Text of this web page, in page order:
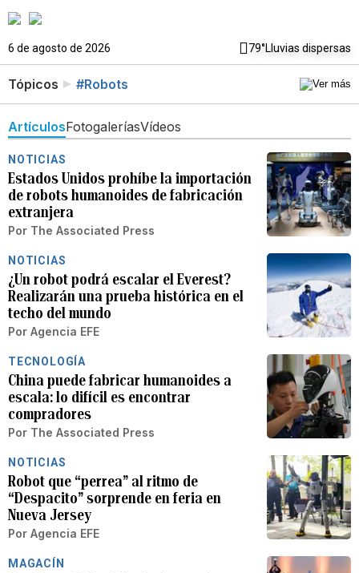
6 de agosto de 2026 79°Lluvias dispersas
Tópicos #Robots
ArtículosFotogaleríasVídeos
NOTICIAS
Estados Unidos prohíbe la importación
de robots humanoides de fabricación
extranjera
Por The Associated Press
NOTICIAS
¿Un robot podrá escalar el Everest?
Realizarán una prueba histórica en el
techo del mundo
Por Agencia EFE
TECNOLOGÍA
China puede fabricar humanoides a
escala: lo difícil es encontrar
compradores
Por The Associated Press
NOTICIAS
Robot que “perrea” al ritmo de
“Despacito” sorprende en feria en
Nueva Jersey
Por Agencia EFE
MAGACÍN